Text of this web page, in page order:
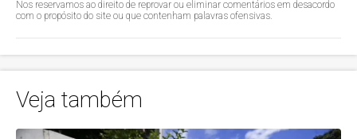
Nos reservamos ao direito de reprovar ou eliminar comentários em desacordo
com o propósito do site ou que contenham palavras ofensivas.
Veja também